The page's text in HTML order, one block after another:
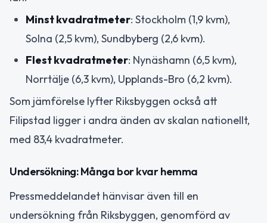
Minst kvadratmeter: Stockholm (1,9 kvm),
Solna (2,5 kvm), Sundbyberg (2,6 kvm).
Flest kvadratmeter: Nynäshamn (6,5 kvm),
Norrtälje (6,3 kvm), Upplands-Bro (6,2 kvm).
Som jämförelse lyfter Riksbyggen också att
Filipstad ligger i andra änden av skalan nationellt,
med 83,4 kvadratmeter.
Undersökning: Många bor kvar hemma
Pressmeddelandet hänvisar även till en
undersökning från Riksbyggen, genomförd av